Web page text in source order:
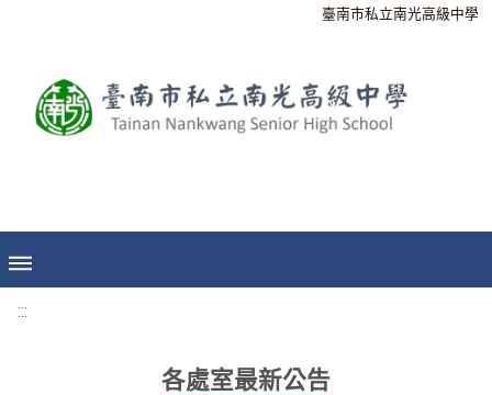
臺南市私立南光高級中學
:::
各處室最新公告